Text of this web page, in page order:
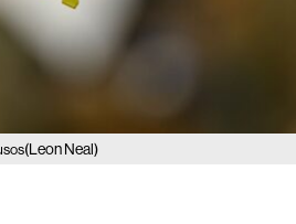
(Leon Neal)